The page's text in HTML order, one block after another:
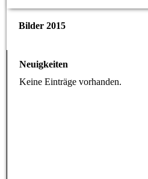
Bilder 2015
Neuigkeiten
Keine Einträge vorhanden.